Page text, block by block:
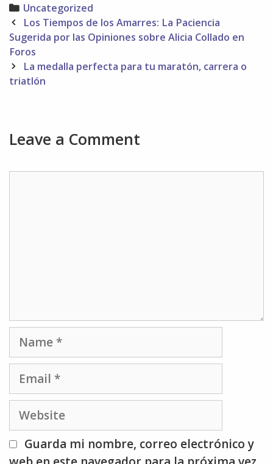
Categories
Uncategorized
Post
navigation
Los Tiempos de los Amarres: La Paciencia
Sugerida por las Opiniones sobre Alicia Collado en
Foros
La medalla perfecta para tu maratón, carrera o
triatlón
Leave a Comment
Website
Guarda mi nombre, correo electrónico y